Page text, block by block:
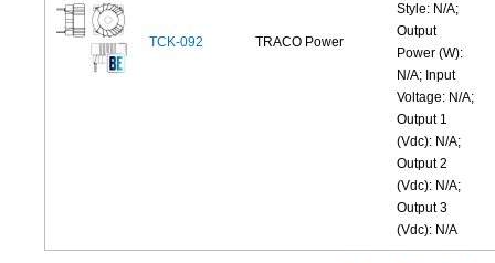
TCK-092 TRACO Power
Style: N/A;
Output
Power (W):
N/A; Input
Voltage: N/A;
Output 1
(Vdc): N/A;
Output 2
(Vdc): N/A;
Output 3
(Vdc): N/A